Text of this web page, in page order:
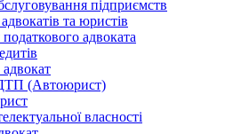
підприємств
та юристів
податкового адвоката
(Автоюрист)
власності